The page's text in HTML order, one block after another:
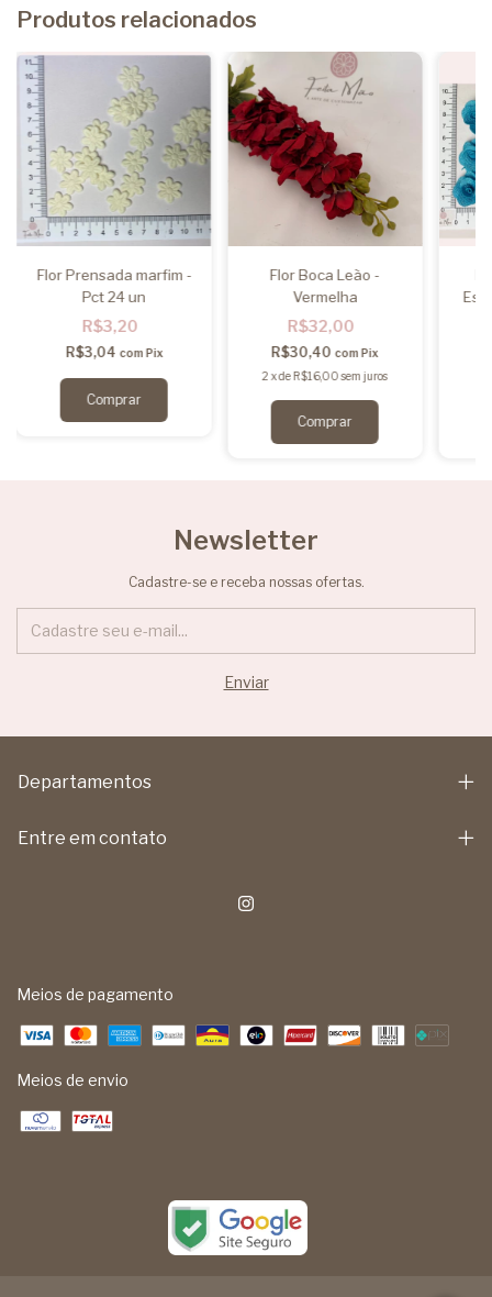
Produtos relacionados
Flor Prensada marfim -
Pct 24 un
R$3,20
R$3,04 com Pix
Flor Boca Leão -
Vermelha
R$32,00
R$30,40com Pix
2 xde R$16,00 sem juros
Newsletter
Cadastre-se e receba nossas ofertas.
Departamentos
Entre em contato
Meios de pagamento
Meios de envio